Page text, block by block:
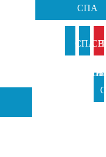
СПА
СПА В
ИТАЛИИ